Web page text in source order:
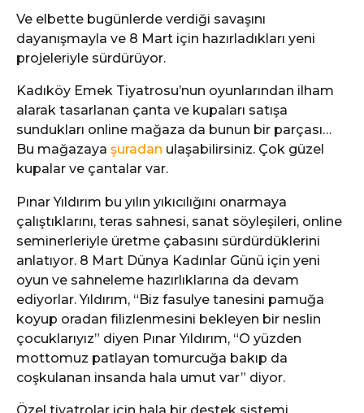
Ve elbette bugünlerde verdiği savaşını
dayanışmayla ve 8 Mart için hazırladıkları yeni
projeleriyle sürdürüyor.
Kadıköy Emek Tiyatrosu’nun oyunlarından ilham
alarak tasarlanan çanta ve kupaları satışa
sundukları online mağaza da bunun bir parçası…
Bu mağazaya şuradan ulaşabilirsiniz. Çok güzel
kupalar ve çantalar var.
Pınar Yıldırım bu yılın yıkıcılığını onarmaya
çalıştıklarını, teras sahnesi, sanat söyleşileri, online
seminerleriyle üretme çabasını sürdürdüklerini
anlatıyor. 8 Mart Dünya Kadınlar Günü için yeni
oyun ve sahneleme hazırlıklarına da devam
ediyorlar. Yıldırım, “Biz fasulye tanesini pamuğa
koyup oradan filizlenmesini bekleyen bir neslin
çocuklarıyız” diyen Pınar Yıldırım, “O yüzden
mottomuz patlayan tomurcuğa bakıp da
coşkulanan insanda hala umut var” diyor.